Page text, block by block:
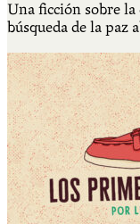
Una ficción sobre la
búsqueda de la paz